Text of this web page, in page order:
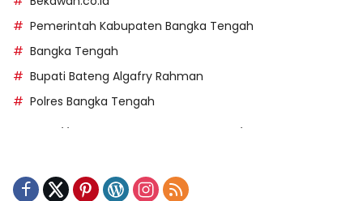
Pemerintah Kabupaten Bangka Tengah
Bangka Tengah
Bupati Bateng Algafry Rahman
Polres Bangka Tengah
https://kecsitim.sitarokab.go.id/